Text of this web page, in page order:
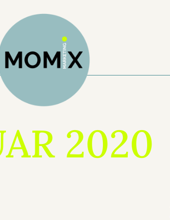
2020